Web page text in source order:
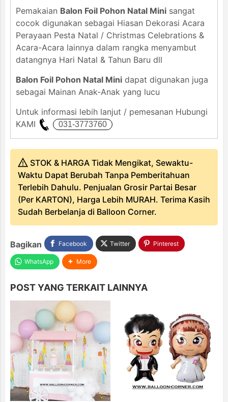
Pemakaian Balon Foil Pohon Natal Mini sangat
cocok digunakan sebagai Hiasan Dekorasi Acara
Perayaan Pesta Natal / Christmas Celebrations &
Acara-Acara lainnya dalam rangka menyambut
datangnya Hari Natal & Tahun Baru dll
Balon Foil Pohon Natal Mini dapat digunakan juga
sebagai Mainan Anak-Anak yang lucu
Untuk informasi lebih lanjut / pemesanan Hubungi
KAMI
STOK & HARGA Tidak Mengikat, Sewaktu-
Waktu Dapat Berubah Tanpa Pemberitahuan
Terlebih Dahulu. Penjualan Grosir Partai Besar
(Per KARTON), Harga Lebih MURAH. Terima Kasih
Sudah Berbelanja di Balloon Corner.
Bagikan Facebook Twitter Pinterest
WhatsApp More
POST YANG TERKAIT LAINNYA